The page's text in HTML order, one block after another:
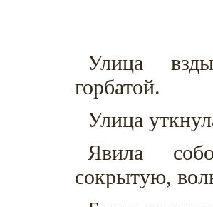
Улица
горбатой.
Улица
Явила
сокрытую,